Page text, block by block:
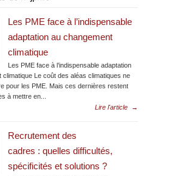
Les PME face à l’indispensable
adaptation au changement
climatique
Les PME face à l’indispensable adaptation
climatique Le coût des aléas climatiques ne
pour les PME. Mais ces dernières restent
à mettre en...
Lire l'article
→
Recrutement des
cadres : quelles difficultés,
spécificités et solutions ?